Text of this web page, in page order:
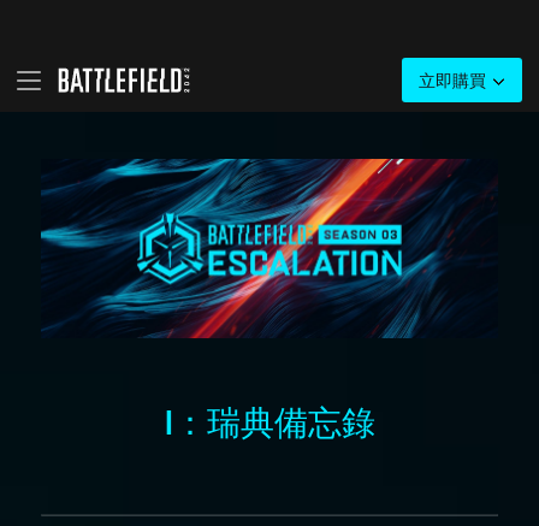
I：瑞典備忘錄